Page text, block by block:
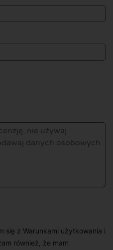
się z Warunkami użytkowania i
również, że mam